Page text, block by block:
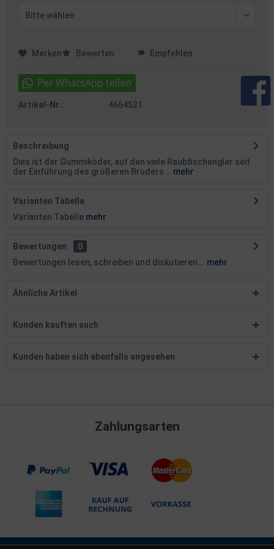
Merken Bewerten Empfehlen
Artikel-Nr.: 4664521
Beschreibung
Dies ist der Gummiköder, auf den viele Raubfischangler seit
der Einführung des größeren Bruders...
mehr
Varianten Tabelle
Varianten Tabelle mehr
Bewertungen
0
Bewertungen lesen, schreiben und diskutieren...
mehr
Ähnliche Artikel
Kunden kauften auch
Kunden haben sich ebenfalls angesehen
Zahlungsarten